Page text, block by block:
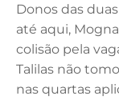
Donos das
até aqui,
colisão pela
Talilas não
nas quartas